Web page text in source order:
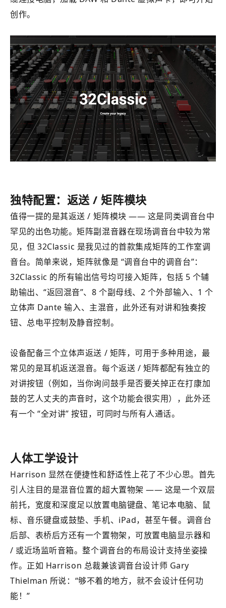
创作。
独特配置：返送 / 矩阵模块
值得一提的是其返送 / 矩阵模块 —— 这是同类调音台中
罕见的出色功能。矩阵副混音器在现场调音台中较为常
见，但 32Classic 是我见过的首款集成矩阵的工作室调
音台。简单来说，矩阵就像是 “调音台中的调音台”：
32Classic 的所有输出信号均可接入矩阵，包括 5 个辅
助输出、“返回混音”、8 个副母线、2 个外部输入、1 个
立体声 Dante 输入、主混音，此外还有对讲和独奏按
钮、总电平控制及静音控制。
设备配备三个立体声返送 / 矩阵，可用于多种用途，最
常见的是耳机返送混音。每个返送 / 矩阵都配有独立的
对讲按钮（例如，当你询问鼓手是否要关掉正在打康加
鼓的艺人丈夫的声音时，这个功能会很实用），此外还
有一个 “全对讲” 按钮，可同时与所有人通话。
人体工学设计
Harrison 显然在便捷性和舒适性上花了不少心思。首先
引人注目的是混音位置的超大置物架 —— 这是一个双层
前托，宽度和深度足以放置电脑键盘、笔记本电脑、鼠
标、音乐键盘或鼓垫、手机、iPad，甚至午餐。调音台
后部、表桥后方还有一个置物架，可放置电脑显示器和
/ 或近场监听音箱。整个调音台的布局设计支持坐姿操
作。正如 Harrison 总裁兼该调音台设计师 Gary
Thielman 所说：“够不着的地方，就不会设计任何功
能！”